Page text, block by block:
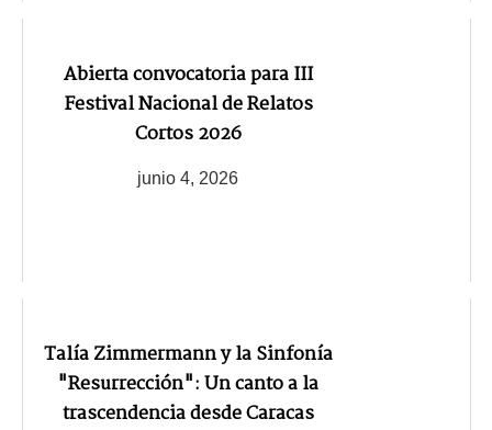
Abierta convocatoria para III
Festival Nacional de Relatos
Cortos 2026
junio 4, 2026
Talía Zimmermann y la Sinfonía
"Resurrección": Un canto a la
trascendencia desde Caracas